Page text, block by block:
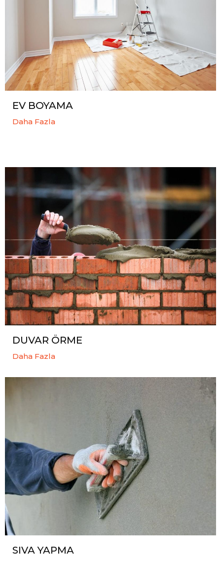
EV BOYAMA
Daha Fazla
DUVAR ÖRME
Daha Fazla
SIVA YAPMA